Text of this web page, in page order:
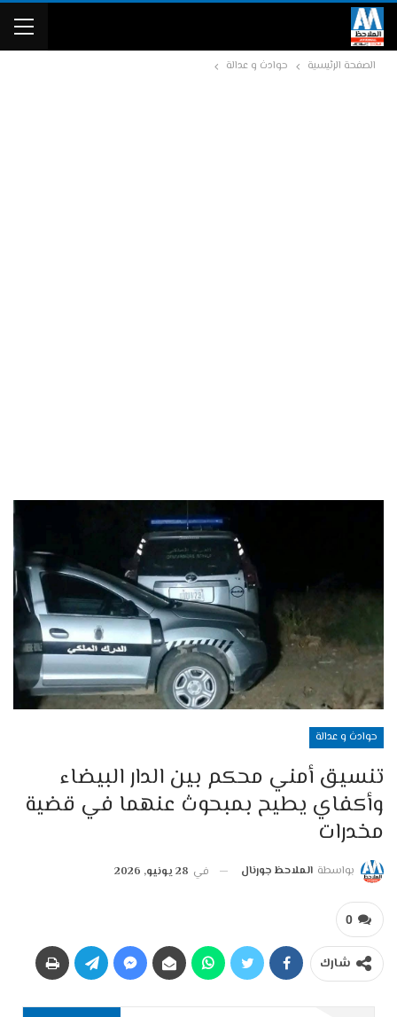
الصفحة الرئيسية حوادث و عدالة
حوادث و عدالة
تنسيق أمني محكم بين الدار البيضاء
وأكفاي يطيح بمبحوث عنهما في قضية
مخدرات
بواسطة الملاحظ جورنال في 28 يونيو, 2026
0
شارك